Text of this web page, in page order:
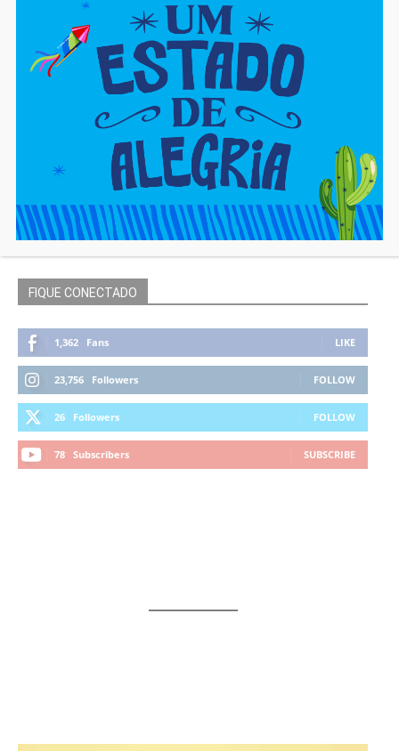
FIQUE CONECTADO
1,362 Fans LIKE
23,756 Followers FOLLOW
26 Followers FOLLOW
78 Subscribers SUBSCRIBE